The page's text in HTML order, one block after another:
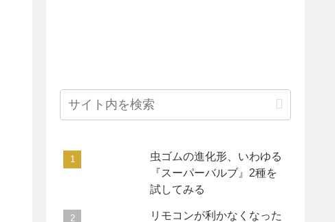
虫ゴムの進化形、いわゆる
『スーパーバルブ』2種を
試してみる
リモコンが利かなくなった